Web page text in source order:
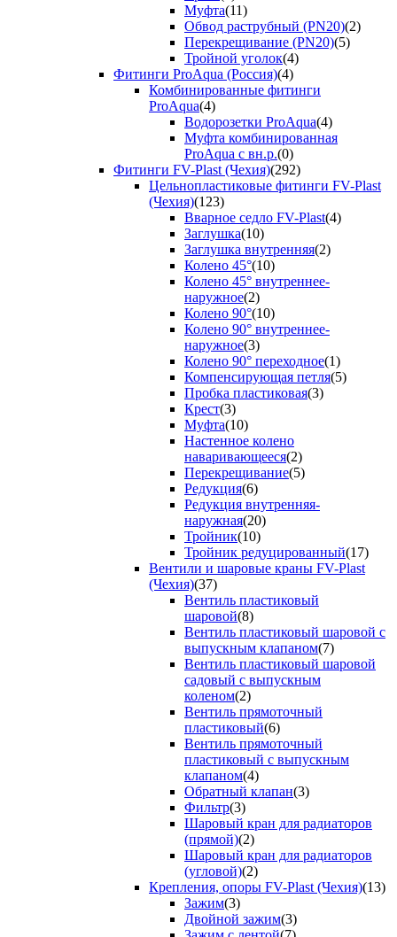
Муфта(11)
Обвод раструбный (PN20)(2)
Перекрещивание (PN20)(5)
Тройной уголок(4)
Фитинги ProAqua (Россия)(4)
Комбинированные фитинги
ProAqua(4)
Водорозетки ProAqua(4)
Муфта комбинированная
ProAqua с вн.р.(0)
Фитинги FV-Plast (Чехия)(292)
Цельнопластиковые фитинги FV-Plast
(Чехия)(123)
Вварное седло FV-Plast(4)
Заглушка(10)
Заглушка внутренняя(2)
Колено 45°(10)
Колено 45° внутреннее-
наружное(2)
Колено 90°(10)
Колено 90° внутреннее-
наружное(3)
Колено 90° переходное(1)
Компенсирующая петля(5)
Пробка пластиковая(3)
Крест(3)
Муфта(10)
Настенное колено
наваривающееся(2)
Перекрещивание(5)
Редукция(6)
Редукция внутренняя-
наружная(20)
Тройник(10)
Тройник редуцированный(17)
Вентили и шаровые краны FV-Plast
(Чехия)(37)
Вентиль пластиковый
шаровой(8)
Вентиль пластиковый шаровой с
выпускным клапаном(7)
Вентиль пластиковый шаровой
садовый с выпускным
коленом(2)
Вентиль прямоточный
пластиковый(6)
Вентиль прямоточный
пластиковый с выпускным
клапаном(4)
Обратный клапан(3)
Фильтр(3)
Шаровый кран для радиаторов
(прямой)(2)
Шаровый кран для радиаторов
(угловой)(2)
Крепления, опоры FV-Plast (Чехия)(13)
Зажим(3)
Двойной зажим(3)